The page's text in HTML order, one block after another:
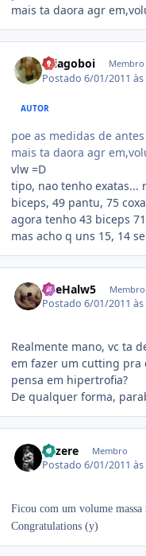
mais ta daora agr
thiagoboi Membro
Postado6/01/2011
AUTOR
poe as medidas de
mais ta daora agr
vlw =D
tipo, nao tenho exatas...
biceps, 49 pantu, 75
agora tenho 43 biceps
mas acho q uns 15, 14
TheHalw5 Membro
Postado6/01/2011
Realmente mano, vc ta
em fazer um cutting pra
pensa em hipertrofia?
De qualquer forma,
Mizere Membro
Postado6/01/2011
Ficou com um volume
Congratulations (y)